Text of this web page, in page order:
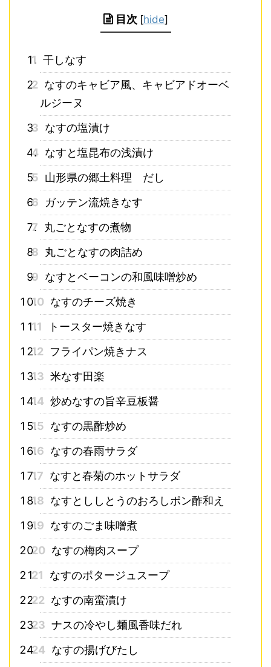
目次 [hide]
1 干しなす
2 なすのキャビア風、キャビアドオーベ
ルジーヌ
3 なすの塩漬け
4 なすと塩昆布の浅漬け
5 山形県の郷土料理 だし
6
ガッテン流焼きなす
7 丸ごとなすの煮物
8 丸ごとなすの肉詰め
9 なすとベーコンの和風味噌炒め
10 なすのチーズ焼き
11
トースター焼きなす
12
フライパン焼きナス
13 米なす田楽
14 炒めなすの旨辛豆板醤
15 なすの黒酢炒め
16 なすの春雨サラダ
17 なすと春菊のホットサラダ
18 なすとししとうのおろしポン酢和え
19 なすのごま味噌煮
20 なすの梅肉スープ
21
なすのポタージュスープ
22 なすの南蛮漬け
23 ナスの冷やし麺風香味だれ
24 なすの揚げびたし